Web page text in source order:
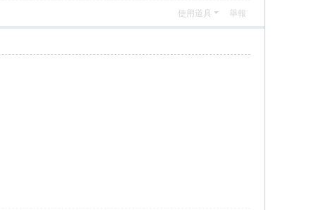
使用道具 舉報